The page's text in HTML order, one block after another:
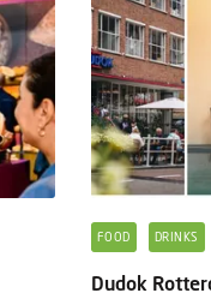
FOOD DRINKS
Dudok